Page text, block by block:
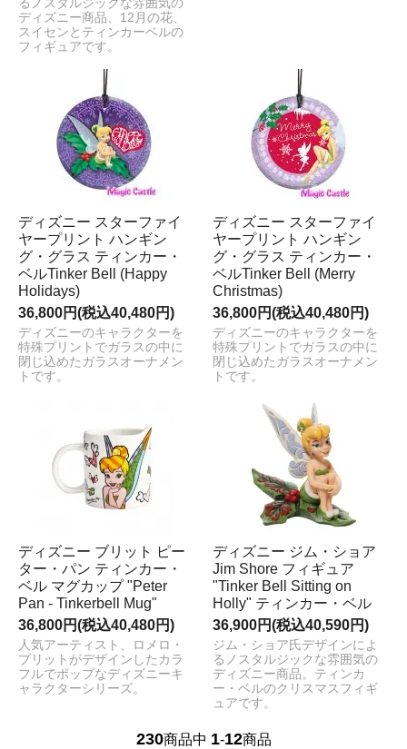
るノスタルジックな雰囲気の
ディズニー商品、12月の花、
スイセンとティンカーベルの
フィギュアです。
ディズニー スターファイ
ヤープリント ハンギン
グ・グラス ティンカー・
ベルTinker Bell (Happy
Holidays)
36,800円(税込40,480円)
ディズニーのキャラクターを
特殊プリントでガラスの中に
閉じ込めたガラスオーナメン
トです。
ディズニー スターファイ
ヤープリント ハンギン
グ・グラス ティンカー・
ベルTinker Bell (Merry
Christmas)
36,800円(税込40,480円)
ディズニーのキャラクターを
特殊プリントでガラスの中に
閉じ込めたガラスオーナメン
トです。
ディズニー ブリット ピー
ター・パン ティンカー・
ベル マグカップ "Peter
Pan - Tinkerbell Mug"
36,800円(税込40,480円)
人気アーティスト、ロメロ・
ブリットがデザインしたカラ
フルでポップなディズニーキ
ャラクターシリーズ。
ディズニー ジム・ショア
Jim Shore フィギュア
"Tinker Bell Sitting on
Holly" ティンカー・ベル
36,900円(税込40,590円)
ジム・ショア氏デザインによ
るノスタルジックな雰囲気の
ディズニー商品。ティンカ
ー・ベルのクリスマスフィギ
ュアです。
230商品中 1-12商品